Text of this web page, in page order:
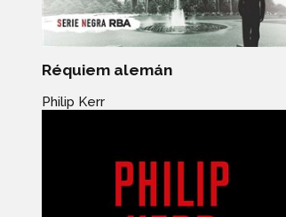
Réquiem alemán
Philip Kerr